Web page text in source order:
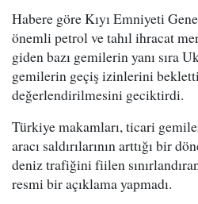
Habere göre Kıyı Emniyeti
önemli petrol ve tahıl ihracat
giden bazı gemilerin yanı sıra
gemilerin geçiş izinlerini
değerlendirilmesini geciktirdi.
Türkiye makamları, ticari
aracı saldırılarının arttığı bir
deniz trafiğini fiilen
resmi bir açıklama yapmadı.